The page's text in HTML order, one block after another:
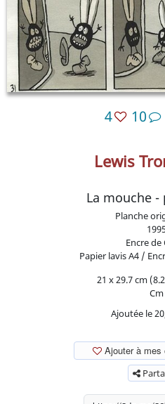
4 10
Lewis
La mouche -
Planche
Encre de
Papier lavis A4 /
21 x 29.7 cm
Cm
Ajoutée le
Ajouter à